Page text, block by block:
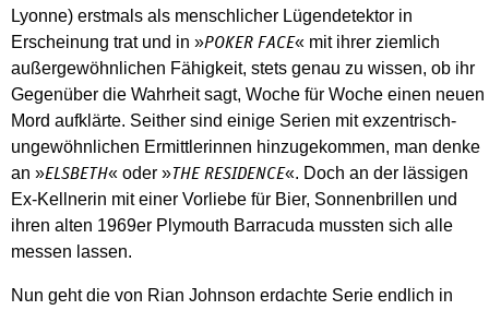
Lyonne) erstmals als menschlicher Lügendetektor in
Erscheinung trat und in »POKER FACE« mit ihrer ziemlich
außergewöhnlichen Fähigkeit, stets genau zu wissen, ob ihr
Gegenüber die Wahrheit sagt, Woche für Woche einen neuen
Mord aufklärte. Seither sind einige Serien mit exzentrisch-
ungewöhnlichen Ermittlerinnen hinzugekommen, man denke
an »ELSBETH« oder »THE RESIDENCE«. Doch an der lässigen
Ex-Kellnerin mit einer Vorliebe für Bier, Sonnenbrillen und
ihren alten 1969er Plymouth Barracuda mussten sich alle
messen lassen.
Nun geht die von Rian Johnson erdachte Serie endlich in